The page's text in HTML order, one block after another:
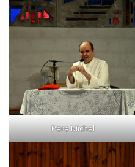
Père Michel